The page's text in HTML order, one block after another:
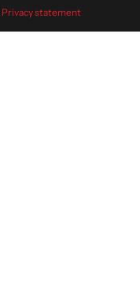
Privacy statement